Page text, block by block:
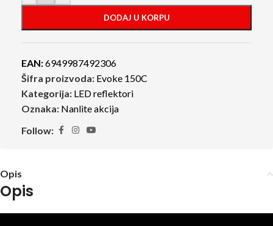
DODAJ U KORPU
EAN:6949987492306
Šifra proizvoda: Evoke 150C
Kategorija: LED reflektori
Oznaka: Nanlite akcija
Follow:
Opis
Opis